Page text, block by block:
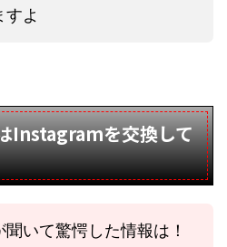
すよ
Instagramを交換して
いて驚愕した情報は！